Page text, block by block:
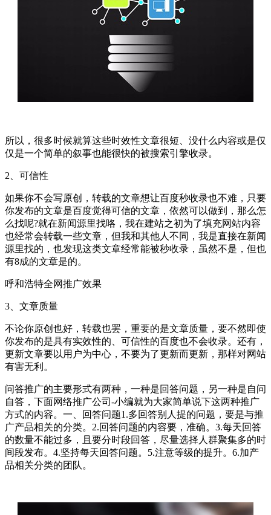
所以，很多时候就算这些时效性文章很短、没什么内容或是仅
仅是一个简单的叙事也能很快的被搜索引擎收录。
2、可信性
如果你不会写原创，转载的文章想让百度秒收录也不难，只要
你发布的文章是百度觉得可信的文章，依然可以做到，那么怎
么找呢?就在新闻源里找咯，我在建站之初为了填充网站内容
也经常会转载一些文章，但我和其他人不同，我是直接在新闻
源里找的，也发现这类文章经常能被秒收录，虽然不是，但也
有8成的文章是的。
呼和浩特全网推广效果
3、文章质量
不论你原创也好，转载也罢，重要的是文章质量，要不然即使
你发布的是具有实效性的、可信性的百度也不会收录。还有，
更新文章要以用户为中心，不要为了更新而更新，那样对网站
有害无利。
问答推广的主要形式有两种，一种是回答问题，另一种是自问
自答，下面网络推广公司-小编就为大家简单说下这两种推广
方式的内容。一、回答问题1.多回答别人提的问题，要是与推
广产品相关的分类。2.回答问题的内容要，准确。3.每天回答
的数量不能过多，且要分时段回答，尽量选择人群聚集多的时
间段发布。4.坚持每天回答问题。5.注意等级的提升。6.加产
品相关分类的团队。